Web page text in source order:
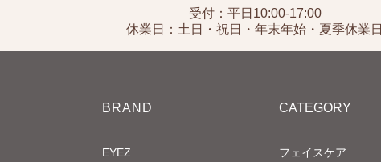
受付：平日10:00-17:00
休業日：土日・祝日・年末年始・夏季休業日
BRAND
EYEZ
CATEGORY
フェイスケア